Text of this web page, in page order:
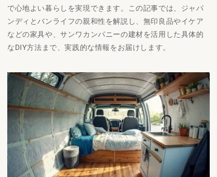
で心地よい暮らしを実現できます。この記事では、ジャパ
ンディとバンライフの親和性を解説し、無印良品やイケア
などの家具や、サンワカンパニーの建材を活用した具体的
なDIY方法まで、実践的な情報をお届けします。